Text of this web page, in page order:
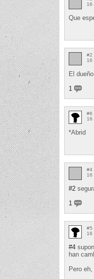
16
Que
#2
16
El
1
#6
16
*Abrid
#4
16
#2
1
#5
16
#4
han
Pero